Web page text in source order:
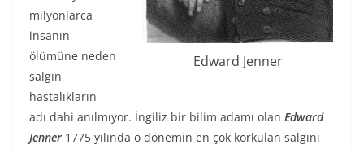
Edward Jenner
milyonlarca
insanın
ölümüne neden
salgın
hastalıkların
adı dahi anılmıyor. İngiliz bir bilim adamı olan Edward
Jenner 1775 yılında o dönemin en çok korkulan salgını